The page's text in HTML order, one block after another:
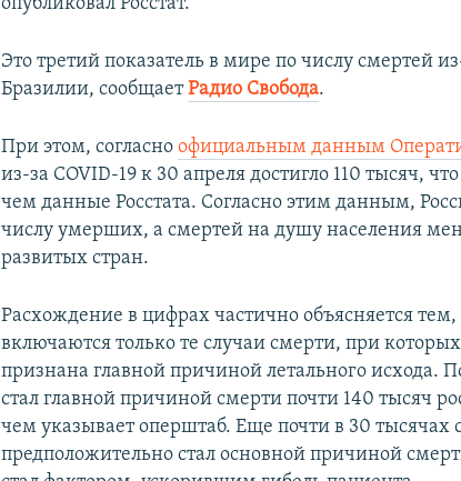
Это третий показатель в мире по числу смертей
Бразилии, сообщаетРадио Свобода.
При этом, согласноофициальным данным
из-за COVID-19 к 30 апреля достигло 110 тысяч,
чем данные Росстата. Согласно этим данным,
числу умерших, а смертей на душу населения
развитых стран.
Расхождение в цифрах частично объясняется тем,
включаются только те случаи смерти, при
признана главной причиной летального исхода.
стал главной причиной смерти почти 140 тысяч
чем указывает оперштаб. Еще почти в 30 тысячах
предположительно стал основной причиной